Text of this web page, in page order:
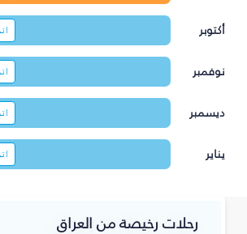
أكتوبر
نوفمبر
ديسمبر
يناير
رحلات رخيصة من العراق